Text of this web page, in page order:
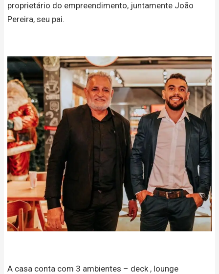
proprietário do empreendimento, juntamente João
Pereira, seu pai.
A casa conta com 3 ambientes – deck , lounge